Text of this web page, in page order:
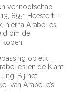
vennootschap
8551 Heestert –
hierna Arabelles
om de
op elk
en de Klant
Bij het
van Arabelle’s